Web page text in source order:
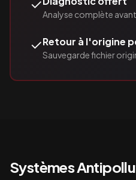
✓
Analyse complète
✓Retour à l'origine
Sauvegarde fichier
Systèmes